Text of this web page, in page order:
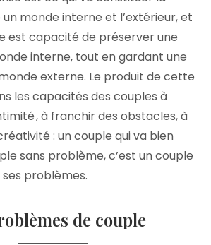
monde interne et l’extérieur, et
est capacité de préserver une
interne, tout en gardant une
externe. Le produit de cette
les capacités des couples à
, à franchir des obstacles, à
: un couple qui va bien
sans problème, c’est un couple
problèmes.
de couple